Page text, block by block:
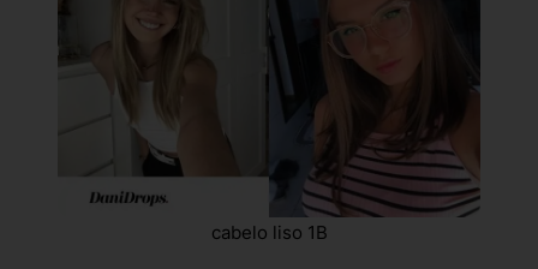
cabelo liso 1B